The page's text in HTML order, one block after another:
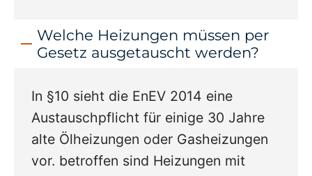
Welche Heizungen müssen per
Gesetz ausgetauscht werden?
In §10 sieht die EnEV 2014 eine
Austauschpflicht für einige 30 Jahre
alte Ölheizungen oder Gasheizungen
vor. betroffen sind Heizungen mit